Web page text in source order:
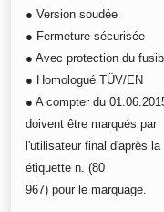
● Version soudée
● Fermeture sécurisée
● Avec protection du
● Homologué TÜV/EN
● A compter du
doivent être marqués par
l'utilisateur final d'après
étiquette n. (80
967) pour le marquage.